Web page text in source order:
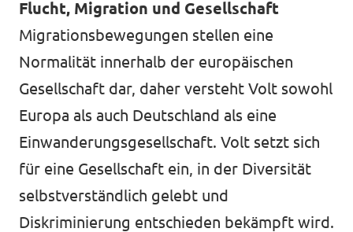
Flucht, Migration und Gesellschaft
Migrationsbewegungen stellen eine
Normalität innerhalb der europäischen
Gesellschaft dar, daher versteht Volt sowohl
Europa als auch Deutschland als eine
Einwanderungsgesellschaft. Volt setzt sich
für eine Gesellschaft ein, in der Diversität
selbstverständlich gelebt und
Diskriminierung entschieden bekämpft wird.